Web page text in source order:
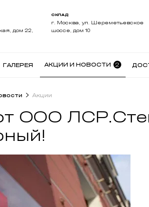
дом 22,
СКЛАД
г. Москва, ул. Шереметьевское
шоссе, дом 10
ГАЛЕРЕЯ АКЦИИ И НОВОСТИ 2
Акции
ООО